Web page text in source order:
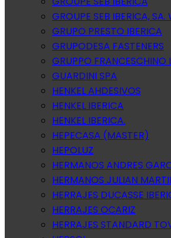
GROUPE SEB IBERICA, SA.
GRUPO PRESTO IBERICA
GRUPODESA FASTENERS
GRUPPO FRANCESCHINO
GUARDINI SPA
HENKEL AHDESIVOS
HENKEL IBERICA
HENKEL IBERICA.
HEPECASA (MASTER)
HEPOLUZ
HERMANOS ANDRES
HERMANOS JULIAN
HERRAJES DUCASSE
HERRAJES OCARIZ
HERRAJES STANDARD